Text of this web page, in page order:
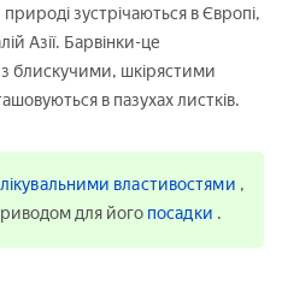
природі зустрічаються в Європі,
Азії. Барвінки-це
з блискучими, шкірястими
в пазухах листків.
лікувальними властивостями ,
для його посадки .